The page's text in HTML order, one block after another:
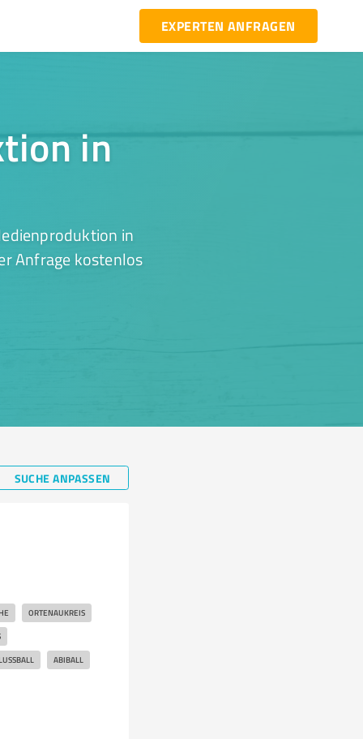
EXPERTEN ANFRAGEN
in
in
Anfrage kostenlos
SUCHE ANPASSEN
ORTENAUKREIS
ABIBALL